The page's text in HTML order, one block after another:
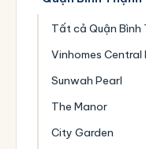
Tất cả Quận Bình
Vinhomes Central
Sunwah Pearl
The Manor
City Garden